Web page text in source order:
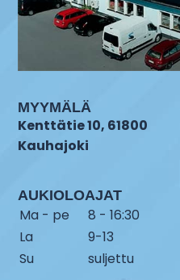
MYYMÄLÄ
Kenttätie 10, 61800
Kauhajoki
AUKIOLOAJAT
Ma - pe
8 - 16:30
La
9-13
Su
suljettu